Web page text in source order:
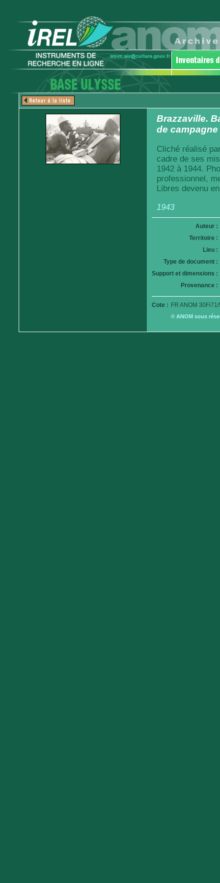
Brazzaville.
de
Cliché réalisé
cadre de ses
1942 à 1944.
professionnel,
Libres devenu
1943
Auteur :
Territoire :
Lieu :
Type de document :
Support et dimensions :
Provenance :
Cote : FR ANOM
© ANOM sous